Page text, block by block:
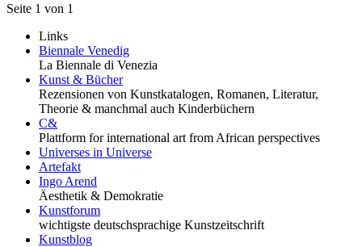
Seite 1 von 1
Links
Biennale Venedig
La Biennale di Venezia
Kunst & Bücher
Rezensionen von Kunstkatalogen, Romanen, Literatur,
Theorie & manchmal auch Kinderbüchern
C&
Plattform for international art from African perspectives
Universes in Universe
Artefakt
Ingo Arend
Äesthetik & Demokratie
Kunstforum
wichtigste deutschsprachige Kunstzeitschrift
Kunstblog